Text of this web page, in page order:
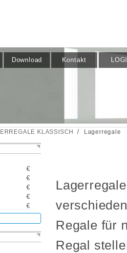
Download Kontakt
KLASSISCH / Lagerregale
€
€
€
€
€
Regale für
Regal